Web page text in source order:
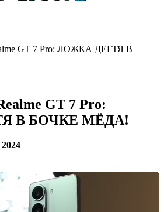
GT 7 Pro: ЛОЖКА ДЕГТЯ В
GT 7 Pro:
В БОЧКЕ МЁДА!